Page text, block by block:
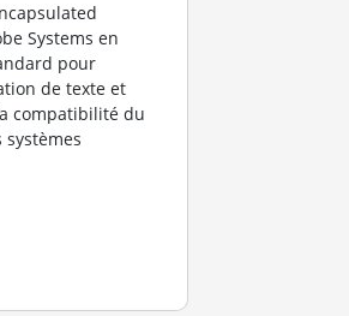
Systems en
pour
de texte et
compatibilité du
systèmes